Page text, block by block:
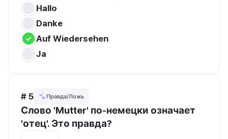
Hallo
Danke
Auf Wiedersehen
Ja
# 5 Правда/Ложь
Слово 'Mutter' по-немецки означает
'отец'. Это правда?